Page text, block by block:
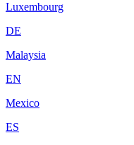
Luxembourg
DE
Malaysia
EN
Mexico
ES